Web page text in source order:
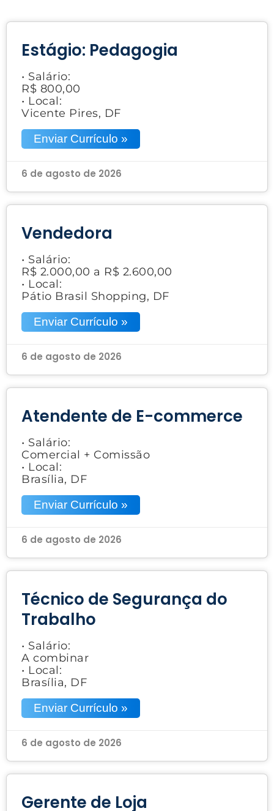
Estágio: Pedagogia
• Salário:
R$ 800,00
• Local:
Vicente Pires, DF
Enviar Currículo »
6 de agosto de 2026
Vendedora
• Salário:
R$ 2.000,00 a R$ 2.600,00
• Local:
Pátio Brasil Shopping, DF
Enviar Currículo »
6 de agosto de 2026
Atendente de E-commerce
• Salário:
Comercial + Comissão
• Local:
Brasília, DF
Enviar Currículo »
6 de agosto de 2026
Técnico de Segurança do
Trabalho
• Salário:
A combinar
• Local:
Brasília, DF
Enviar Currículo »
6 de agosto de 2026
Gerente de Loja